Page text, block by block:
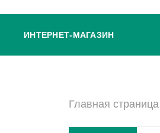
ИНТЕРНЕТ-МАГАЗИН
Главная страница